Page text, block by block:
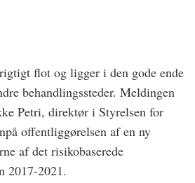
flot og ligger i den gode ende
behandlingssteder. Meldingen
Petri, direktør i Styrelsen for
offentliggørelsen af en ny
af det risikobaserede
2017-2021.